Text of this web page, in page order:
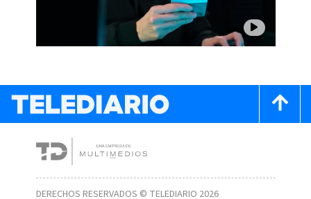
DERECHOS RESERVADOS © TELEDIARIO 2026